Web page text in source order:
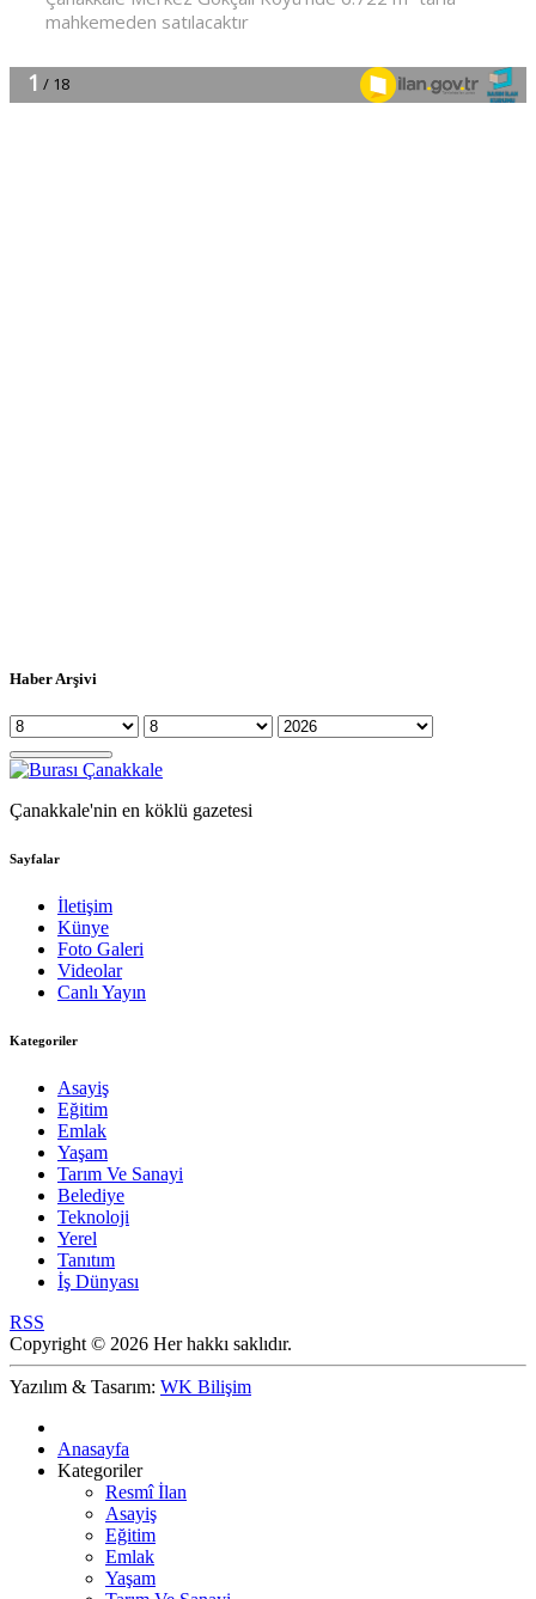
Haber Arşivi
Çanakkale'nin en köklü gazetesi
Sayfalar
İletişim
Künye
Foto Galeri
Videolar
Canlı Yayın
Kategoriler
Asayiş
Eğitim
Emlak
Yaşam
Tarım Ve Sanayi
Belediye
Teknoloji
Yerel
Tanıtım
İş Dünyası
RSS
Copyright © 2026 Her hakkı saklıdır.
Yazılım & Tasarım: WK Bilişim
Anasayfa
Kategoriler
Resmî İlan
Asayiş
Eğitim
Emlak
Yaşam